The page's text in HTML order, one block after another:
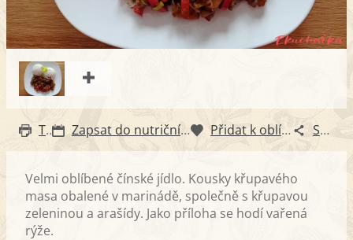
Tisk Zapsat do nutričního diáře Přidat k oblíbeným Sdílet
Velmi oblíbené čínské jídlo. Kousky křupavého
masa obalené v marinádě, společně s křupavou
zeleninou a arašídy. Jako příloha se hodí vařená
rýže.